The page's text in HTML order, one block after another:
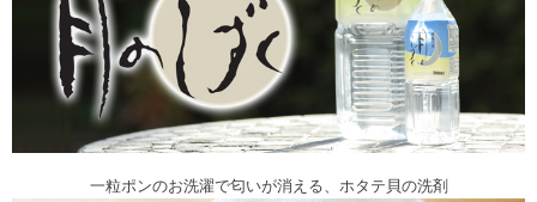
一粒ポンのお洗濯で匂いが消える、ホタテ貝の洗剤